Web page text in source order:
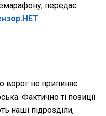
передає
.
ворог не припиняє
Фактично ті позиції
наші підрозділи,